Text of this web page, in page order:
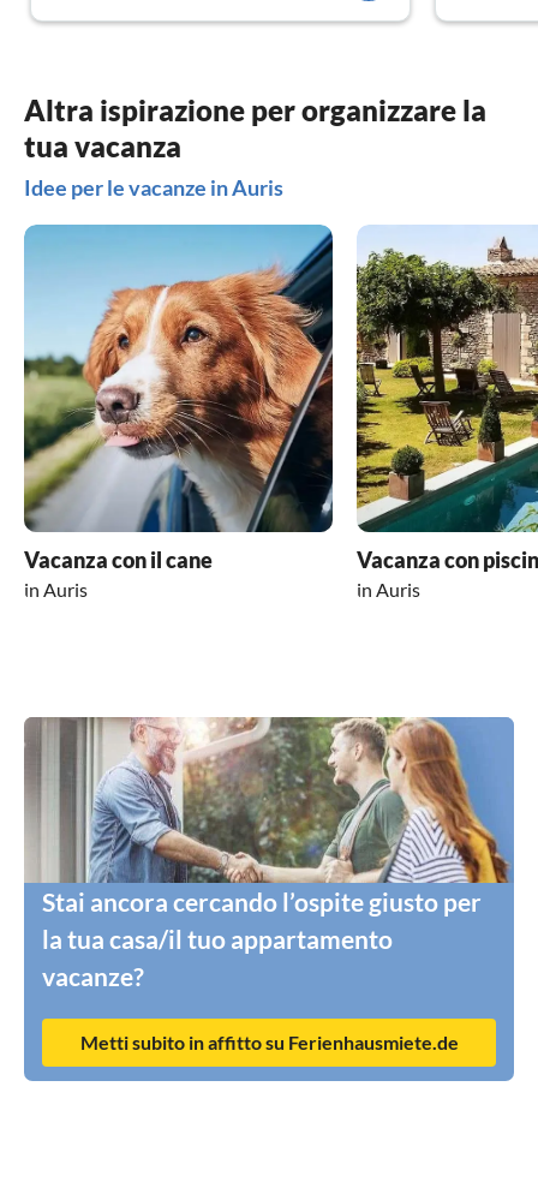
Altra ispirazione per organizzare la
tua vacanza
Idee per le vacanze in Auris
Vacanza con il cane
in Auris
Vacanza con
in Auris
Stai ancora cercando l’ospite giusto per
la tua casa/il tuo appartamento
vacanze?
Metti subito in affitto su Ferienhausmiete.de